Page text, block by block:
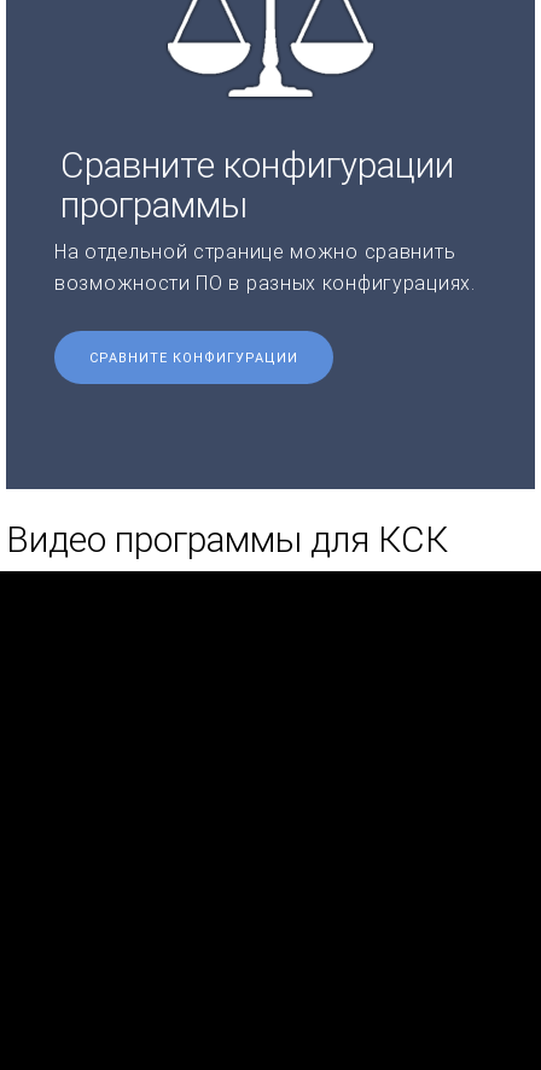
Сравните конфигурации
программы
На отдельной странице можно сравнить
возможности ПО в разных конфигурациях.
СРАВНИТЕ КОНФИГУРАЦИИ
Видео программы для КСК